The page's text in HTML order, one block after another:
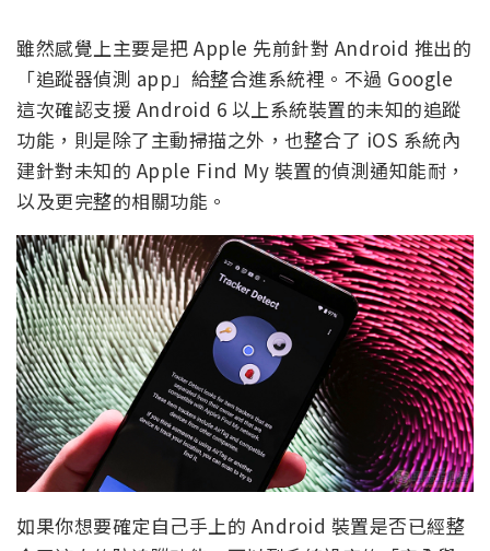
雖然感覺上主要是把 Apple 先前針對 Android 推出的
「追蹤器偵測 app」給整合進系統裡。不過 Google
這次確認支援 Android 6 以上系統裝置的未知的追蹤
功能，則是除了主動掃描之外，也整合了 iOS 系統內
建針對未知的 Apple Find My 裝置的偵測通知能耐，
以及更完整的相關功能。
如果你想要確定自己手上的 Android 裝置是否已經整